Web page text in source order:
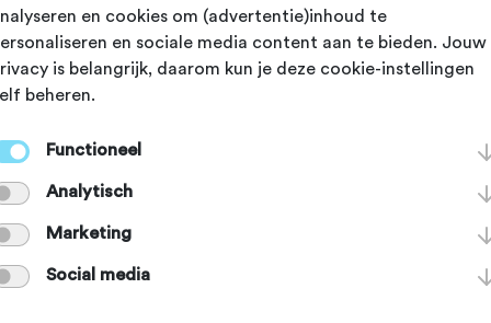
Saint Vidal
Saint Vidal is een klim van 3e
in de 15e etappe van de Tour
klimmetje is 1,9 km lang en stijgt
springplank richting de
en cookies om (advertentie)inhoud te
en sociale media content aan te bieden. Jouw
is belangrijk, daarom kun je deze cookie-instellingen
beheren.
Functioneel
Analytisch
Marketing
Social media